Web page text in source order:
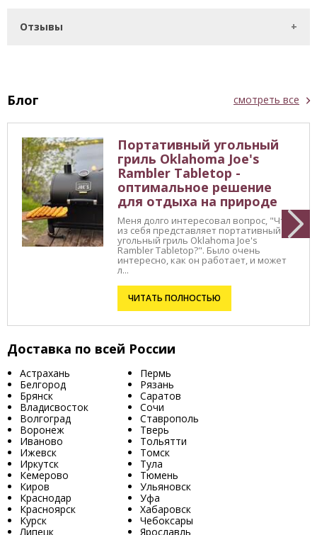
Отзывы
Блог смотреть все
Портативный угольный
гриль Oklahoma Joe's
Rambler Tabletop -
оптимальное решение
для отдыха на природе
Меня долго интересовал вопрос, "Что
из себя представляет портативный
угольный гриль Oklahoma Joe's
Rambler Tabletop?". Было очень
интересно, как он работает, и может
л...
ЧИТАТЬ ПОЛНОСТЬЮ
Доставка по всей России
Астрахань
Белгород
Брянск
Владисвосток
Волгоград
Воронеж
Иваново
Ижевск
Иркутск
Кемерово
Киров
Краснодар
Красноярск
Курск
Липецк
Пермь
Рязань
Саратов
Сочи
Ставрополь
Тверь
Тольятти
Томск
Тула
Тюмень
Ульяновск
Уфа
Хабаровск
Чебоксары
Ярославль